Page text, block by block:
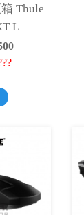
Thule
L